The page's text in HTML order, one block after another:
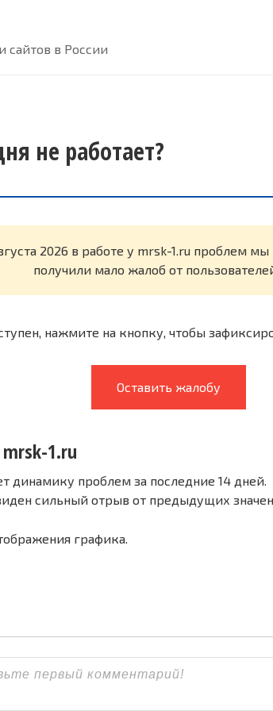
сайтов в России
не работает?
2026 в работе у mrsk-1.ru проблем
получили мало жалоб от
нажмите на кнопку, чтобы
Оставить жалобу
mrsk-1.ru
динамику проблем за последние 14 дней.
сильный отрыв от предыдущих
графика.